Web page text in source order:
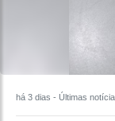
há 3 dias - Últimas